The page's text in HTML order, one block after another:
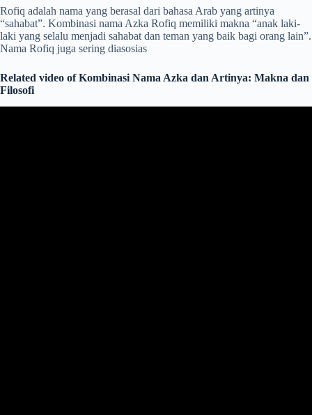
Rofiq adalah nama yang berasal dari bahasa Arab yang artinya
“sahabat”. Kombinasi nama Azka Rofiq memiliki makna “anak laki-
laki yang selalu menjadi sahabat dan teman yang baik bagi orang lain”.
Nama Rofiq juga sering diasosias
Related video of Kombinasi Nama Azka dan Artinya: Makna dan
Filosofi